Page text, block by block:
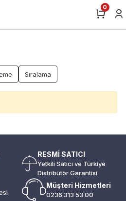
0
Sıralama
RESMİ SATICI
Yetkili Satıcı ve Türkiye
Distribütör Garantisi
Müşteri Hizmetleri
0236 313 53 00